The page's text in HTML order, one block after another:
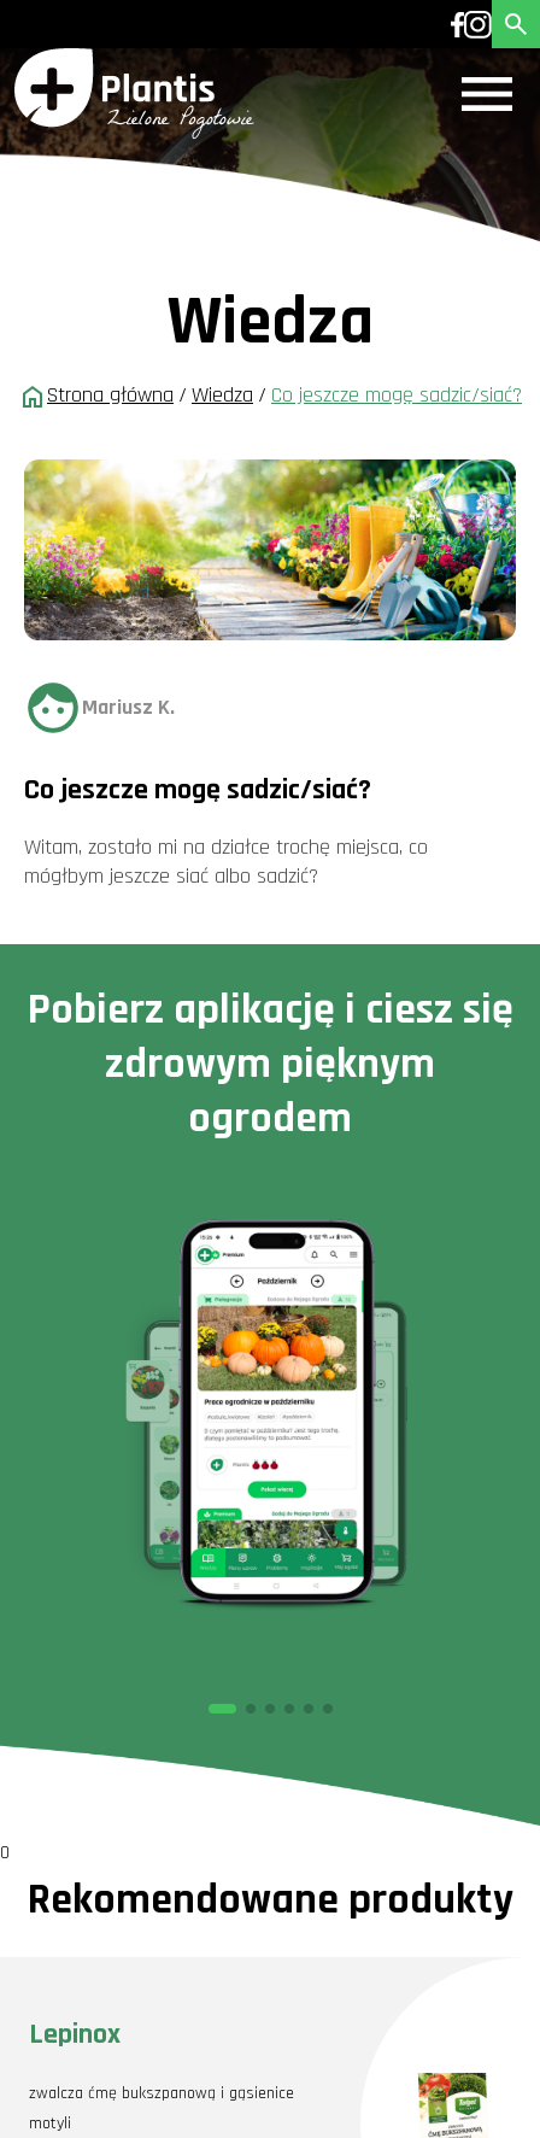
Wiedza
Strona główna / Wiedza / Co jeszcze mogę sadzic/siać?
Mariusz K.
Co jeszcze mogę sadzic/siać?
Witam, zostało mi na działce trochę miejsca, co
mógłbym jeszcze siać albo sadzić?
Pobierz aplikację i ciesz się
zdrowym pięknym
ogrodem
0
Rekomendowane produkty
Lepinox
zwalcza ćmę bukszpanową i gąsienice
motyli